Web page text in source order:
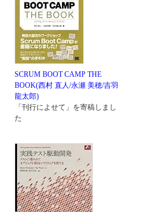
SCRUM BOOT CAMP THE
BOOK(西村 直人/永瀬 美穂/吉羽
龍太郎)
「刊行によせて」を寄稿しまし
た